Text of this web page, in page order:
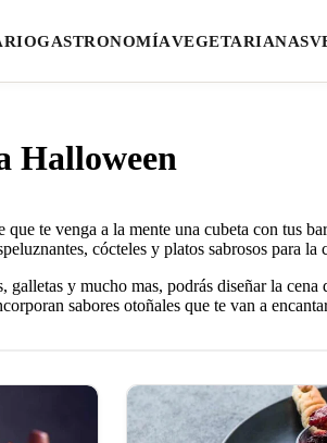
GASTRONOMÍAVEGETARIANAS
Halloween
te venga a la mente una cubeta con tus
cócteles y platos sabrosos para la
galletas y mucho mas, podrás diseñar la
sabores otoñales que te van a